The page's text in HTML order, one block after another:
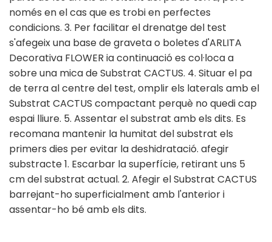
només en el cas que es trobi en perfectes
condicions. 3. Per facilitar el drenatge del test
s'afegeix una base de graveta o boletes d'ARLITA
Decorativa FLOWER ia continuació es col·loca a
sobre una mica de Substrat CACTUS. 4. Situar el pa
de terra al centre del test, omplir els laterals amb el
Substrat CACTUS compactant perquè no quedi cap
espai lliure. 5. Assentar el substrat amb els dits. Es
recomana mantenir la humitat del substrat els
primers dies per evitar la deshidratació. afegir
substracte 1. Escarbar la superfície, retirant uns 5
cm del substrat actual. 2. Afegir el Substrat CACTUS
barrejant-ho superficialment amb l'anterior i
assentar-ho bé amb els dits.